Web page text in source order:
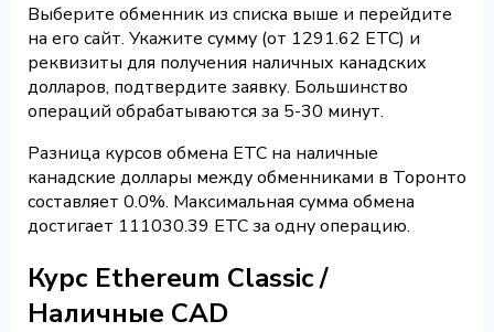
Выберите обменник из списка выше и перейдите
на его сайт. Укажите сумму (от 1291.62 ETC) и
реквизиты для получения наличных канадских
долларов, подтвердите заявку. Большинство
операций обрабатываются за 5-30 минут.
Разница курсов обмена ETC на наличные
канадские доллары между обменниками в Торонто
составляет 0.0%. Максимальная сумма обмена
достигает 111030.39 ETC за одну операцию.
Курс Ethereum Classic /
Наличные CAD